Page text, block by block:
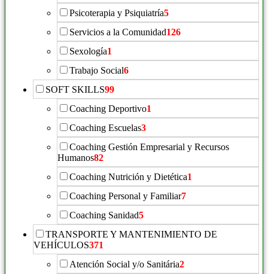
Psicoterapia y Psiquiatría5
Servicios a la Comunidad126
Sexología1
Trabajo Social6
SOFT SKILLS99
Coaching Deportivo1
Coaching Escuelas3
Coaching Gestión Empresarial y Recursos
Humanos82
Coaching Nutrición y Dietética1
Coaching Personal y Familiar7
Coaching Sanidad5
TRANSPORTE Y MANTENIMIENTO DE
VEHÍCULOS371
Atención Social y/o Sanitária2